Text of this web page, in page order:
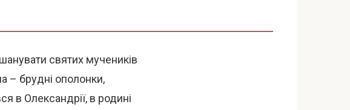
святих мучеників
– брудні ополонки,
в Олександрії, в родині